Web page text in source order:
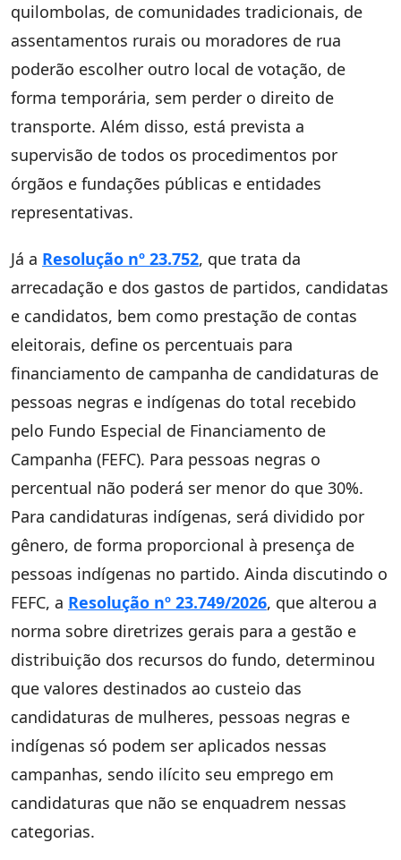
quilombolas, de comunidades tradicionais, de
assentamentos rurais ou moradores de rua
poderão escolher outro local de votação, de
forma temporária, sem perder o direito de
transporte. Além disso, está prevista a
supervisão de todos os procedimentos por
órgãos e fundações públicas e entidades
representativas.
Já a Resolução nº 23.752, que trata da
arrecadação e dos gastos de partidos, candidatas
e candidatos, bem como prestação de contas
eleitorais, define os percentuais para
financiamento de campanha de candidaturas de
pessoas negras e indígenas do total recebido
pelo Fundo Especial de Financiamento de
Campanha (FEFC). Para pessoas negras o
percentual não poderá ser menor do que 30%.
Para candidaturas indígenas, será dividido por
gênero, de forma proporcional à presença de
pessoas indígenas no partido. Ainda discutindo o
FEFC, a Resolução nº 23.749/2026, que alterou a
norma sobre diretrizes gerais para a gestão e
distribuição dos recursos do fundo, determinou
que valores destinados ao custeio das
candidaturas de mulheres, pessoas negras e
indígenas só podem ser aplicados nessas
campanhas, sendo ilícito seu emprego em
candidaturas que não se enquadrem nessas
categorias.